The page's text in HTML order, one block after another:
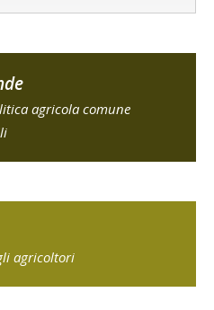
agricola comune
agricoltori